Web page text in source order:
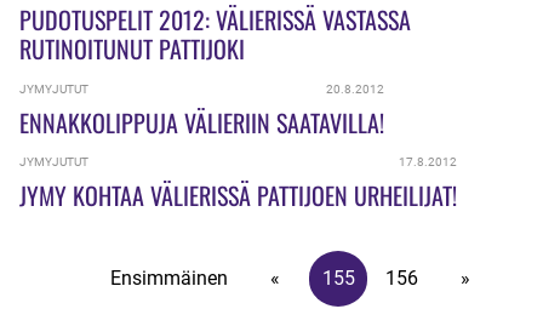
PUDOTUSPELIT 2012: VÄLIERISSÄ VASTASSA
RUTINOITUNUT PATTIJOKI
JYMYJUTUT 20.8.2012
ENNAKKOLIPPUJA VÄLIERIIN SAATAVILLA!
JYMYJUTUT 17.8.2012
JYMY KOHTAA VÄLIERISSÄ PATTIJOEN URHEILIJAT!
Ensimmäinen « 155 156 »